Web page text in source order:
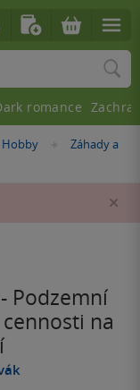
»Hobby »
Záhady a
Podzemní
na
romance